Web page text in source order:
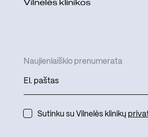
Naujienlaiškio prenumerata
Sutinku su Vilnelės klinikų